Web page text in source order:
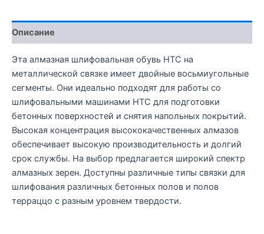
Описание
Эта алмазная шлифовальная обувь HTC на
металлической связке имеет двойные восьмиугольные
сегменты. Они идеально подходят для работы со
шлифовальными машинами HTC для подготовки
бетонных поверхностей и снятия напольных покрытий.
Высокая концентрация высококачественных алмазов
обеспечивает высокую производительность и долгий
срок службы. На выбор предлагается широкий спектр
алмазных зерен. Доступны различные типы связки для
шлифования различных бетонных полов и полов
терраццо с разным уровнем твердости.